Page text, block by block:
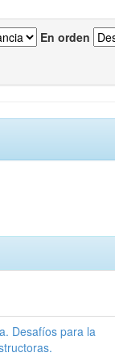
En orden
Desafíos para la